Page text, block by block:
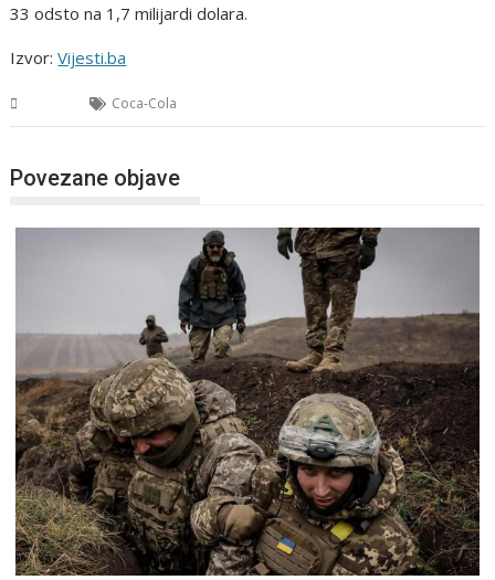
33 odsto na 1,7 milijardi dolara.
Izvor:Vijesti.ba
Coca-Cola
Povezane objave